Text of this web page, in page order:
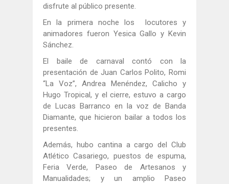
disfrute al público presente.
En la primera noche los locutores y
animadores fueron Yesica Gallo y Kevin
Sánchez.
El baile de carnaval contó con la
presentación de Juan Carlos Polito, Romi
“La Voz”, Andrea Menéndez, Calicho y
Hugo Tropical, y el cierre, estuvo a cargo
de Lucas Barranco en la voz de Banda
Diamante, que hicieron bailar a todos los
presentes.
Además, hubo cantina a cargo del Club
Atlético Casariego, puestos de espuma,
Feria Verde, Paseo de Artesanos y
Manualidades; y un amplio Paseo